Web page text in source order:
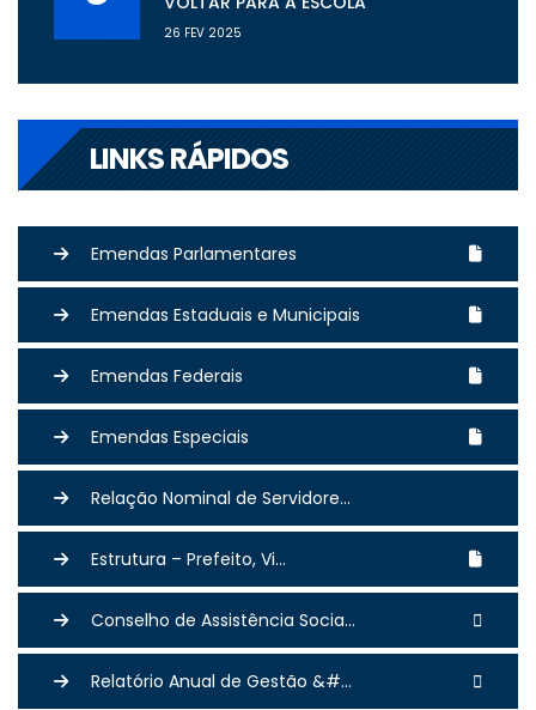
26 FEV 2025
LINKS RÁPIDOS
Emendas Parlamentares
Emendas Estaduais e Municipais
Emendas Federais
Emendas Especiais
Relação Nominal de Servidore...
Estrutura – Prefeito, Vi...
Conselho de Assistência Socia...
Relatório Anual de Gestão &#...